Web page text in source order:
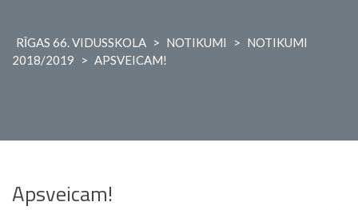
RĪGAS 66. VIDUSSKOLA > NOTIKUMI > NOTIKUMI
2018/2019
> APSVEICAM!
Apsveicam!